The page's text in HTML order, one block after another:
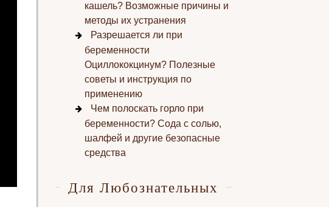
кашель? Возможные причины и
методы их устранения
Разрешается ли при
беременности
Оциллококцинум? Полезные
советы и инструкция по
применению
Чем полоскать горло при
беременности? Сода с солью,
шалфей и другие безопасные
средства
Для Любознательных